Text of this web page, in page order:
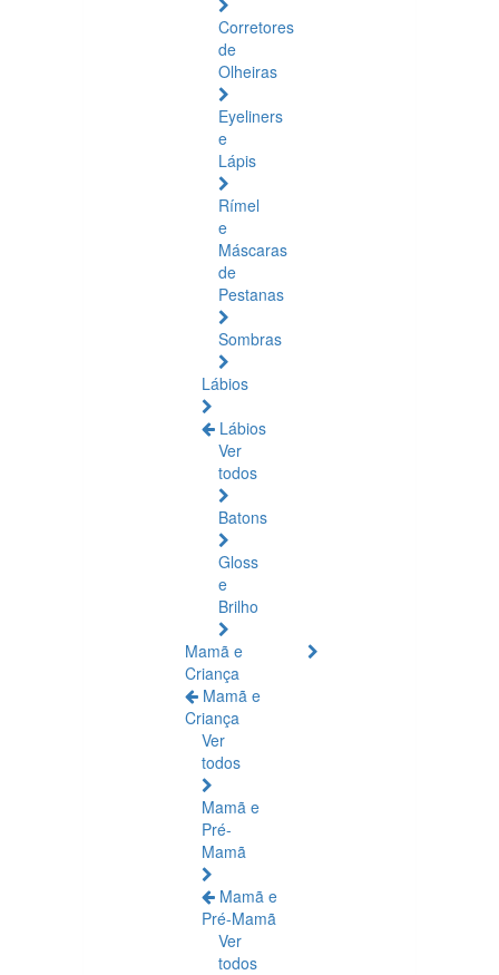
Corretores
de
Olheiras
Eyeliners
e
Lápis
Rímel
e
Máscaras
de
Pestanas
Sombras
Lábios
Lábios
Ver
todos
Batons
Gloss
e
Brilho
Mamã e
Criança
Mamã e
Criança
Ver
todos
Mamã e
Pré-
Mamã
Mamã e
Pré-Mamã
Ver
todos